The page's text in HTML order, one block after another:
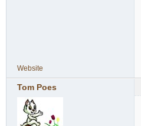
Website
Tom Poes